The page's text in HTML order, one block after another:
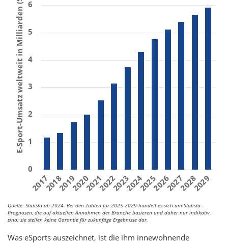
E-Sport-Umsatz weltweit in Milliarden ($)
2017201820192020202120222023202420252026202720282029
0
1
2
3
4
5
6
Quelle: Statista ab 2024. Bei den Zahlen für 2025-2029 handelt es sich um Statista-
Prognosen, die auf aktuellen Annahmen der Branche basieren und daher nur indikativ
sind; sie stellen keine Garantie für zukünftige Ergebnisse dar.
Was eSports auszeichnet, ist die ihm innewohnende